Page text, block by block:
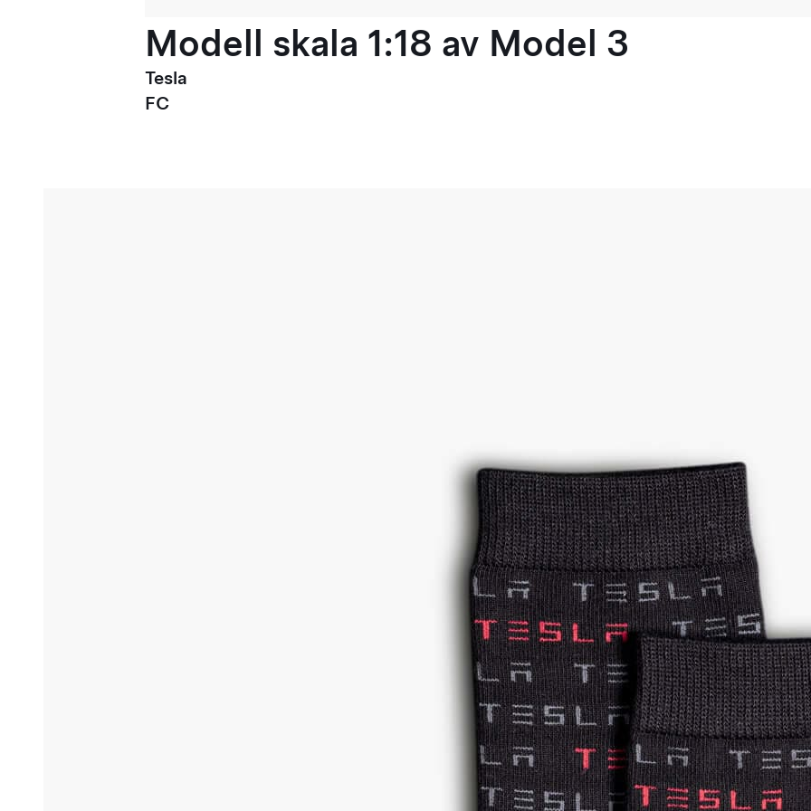
Modell skala 1:18 av Model 3
Tesla
FC